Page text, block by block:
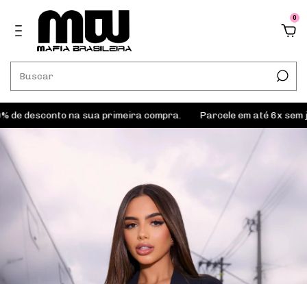
0
desconto na sua primeira compra. Parcele em até 6x sem